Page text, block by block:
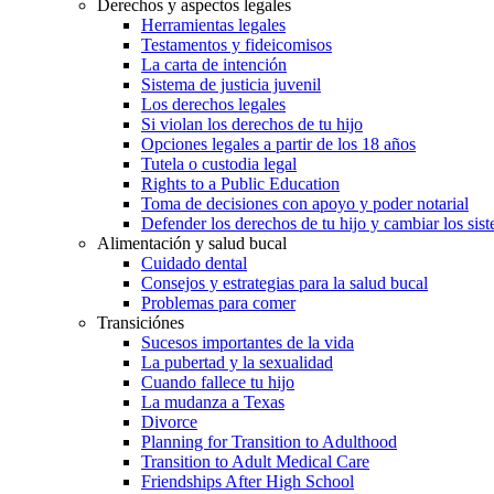
Derechos y aspectos legales
Herramientas legales
Testamentos y fideicomisos
La carta de intención
Sistema de justicia juvenil
Los derechos legales
Si violan los derechos de tu hijo
Opciones legales a partir de los 18 años
Tutela o custodia legal
Rights to a Public Education
Toma de decisiones con apoyo y poder notarial
Defender los derechos de tu hijo y cambiar los
Alimentación y salud bucal
Cuidado dental
Consejos y estrategias para la salud bucal
Problemas para comer
Transiciónes
Sucesos importantes de la vida
La pubertad y la sexualidad
Cuando fallece tu hijo
La mudanza a Texas
Divorce
Planning for Transition to Adulthood
Transition to Adult Medical Care
Friendships After High School